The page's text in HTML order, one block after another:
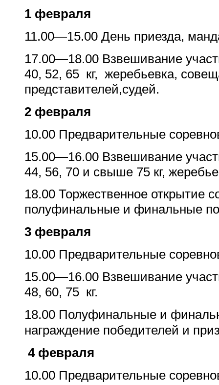
1 февраля
11.00—15.00 День приезда,
17.00—18.00 Взвешивание
40, 52, 65 кг, жеребьевка,
представителей,судей.
2 февраля
10.00 Предварительные
15.00—16.00 Взвешивание
44, 56, 70 и свыше 75 кг,
18.00 Торжественное открытие
полуфинальные и финальные
3 февраля
10.00 Предварительные
15.00—16.00 Взвешивание
48, 60, 75 кг.
18.00 Полуфинальные и
награждение победителей и
4 февраля
10.00 Предварительные